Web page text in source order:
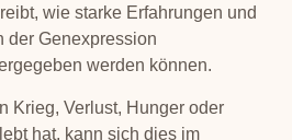
wie starke Erfahrungen und
der Genexpression
werden können.
Krieg, Verlust, Hunger oder
hat, kann sich dies im